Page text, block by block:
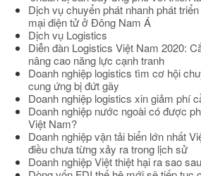
Dịch vụ chuyển phát nhanh phát
mại điện tử ở Đông Nam Á
Dịch vụ Logistics
Diễn đàn Logistics Việt Nam 2020:
nâng cao năng lực cạnh tranh
Doanh nghiệp logistics tìm cơ hội
cung ứng bị đứt gãy
Doanh nghiệp logistics xin giảm phí
Doanh nghiệp nước ngoài có được
Việt Nam?
Doanh nghiệp vận tải biển lớn nhất
điều chưa từng xảy ra trong lịch sử
Doanh nghiệp Việt thiệt hại ra sao